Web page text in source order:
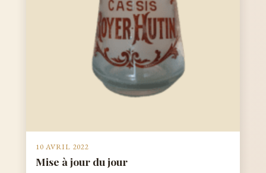
10 AVRIL 2022
Mise à jour du jour